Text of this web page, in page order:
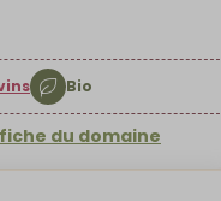
Bio
du domaine